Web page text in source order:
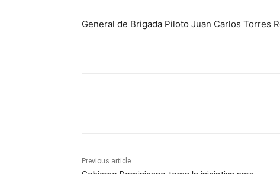
General de Brigada Piloto Juan Carlos Torres
Previous article